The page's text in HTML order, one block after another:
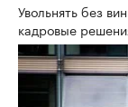
Увольнять без
кадровые